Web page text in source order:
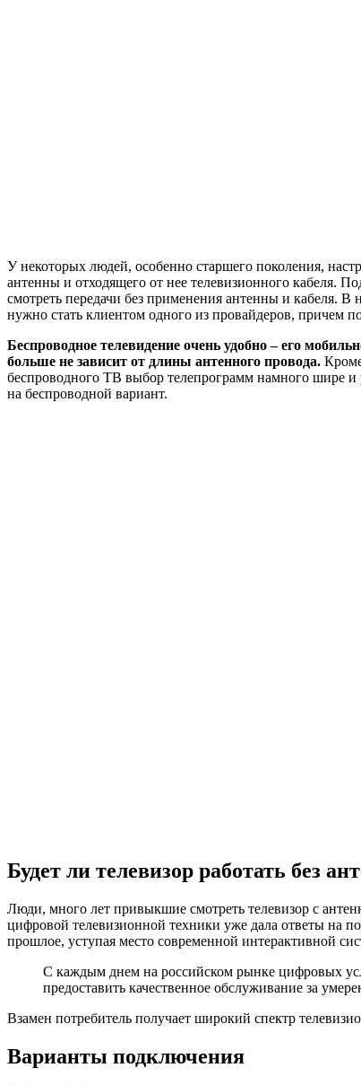
У некоторых людей, особенно старшего поколения,
антенны и отходящего от нее телевизионного кабеля.
смотреть передачи без применения антенны и кабеля.
нужно стать клиентом одного из провайдеров, причем
Беспроводное телевидение очень удобно – его
больше не зависит от длины антенного провода.
беспроводного ТВ выбор телепрограмм намного шире и
на беспроводной вариант.
Будет ли телевизор работать без
Люди, много лет привыкшие смотреть телевизор с
цифровой телевизионной техники уже дала ответы на
прошлое, уступая место современной интерактивной
С каждым днем на российском рынке цифровых
предоставить качественное обслуживание за
Взамен потребитель получает широкий спектр
Варианты подключения